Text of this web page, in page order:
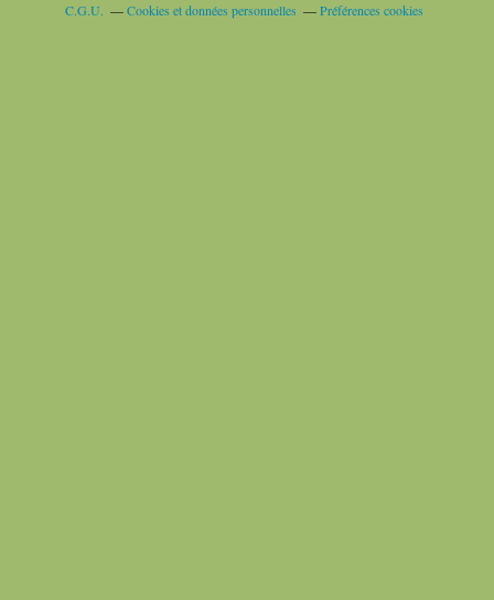
C.G.U.
Cookies et données personnelles Préférences cookies